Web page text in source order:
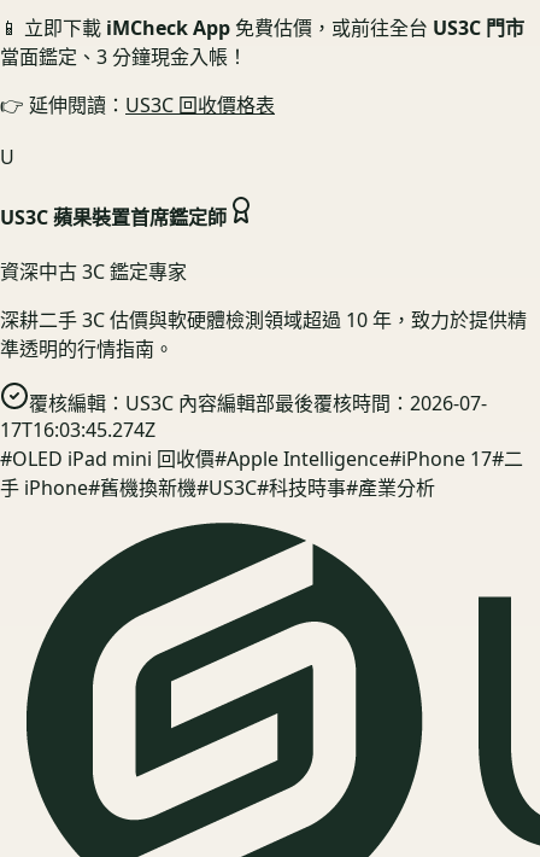
📱 立即下載 iMCheck App 免費估價，或前往全台 US3C 門市
當面鑑定、3 分鐘現金入帳！
👉 延伸閱讀： US3C 回收價格表
U
US3C 蘋果裝置首席鑑定師
資深中古 3C 鑑定專家
深耕二手 3C 估價與軟硬體檢測領域超過 10 年，致力於提供精
準透明的行情指南。
覆核編輯： US3C 內容編輯部最後覆核時間： 2026-07-
17T16:03:45.274Z
#OLED iPad mini 回收價#Apple Intelligence#iPhone 17#二
手 iPhone#舊機換新機#US3C#科技時事#產業分析